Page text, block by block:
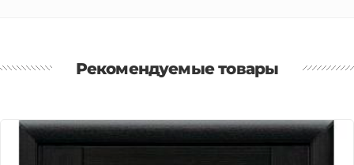
Рекомендуемые товары